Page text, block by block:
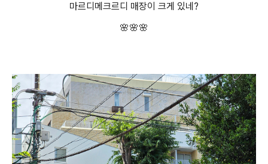
마르디메크르디 매장이 크게 있네?
🌸🌸🌸